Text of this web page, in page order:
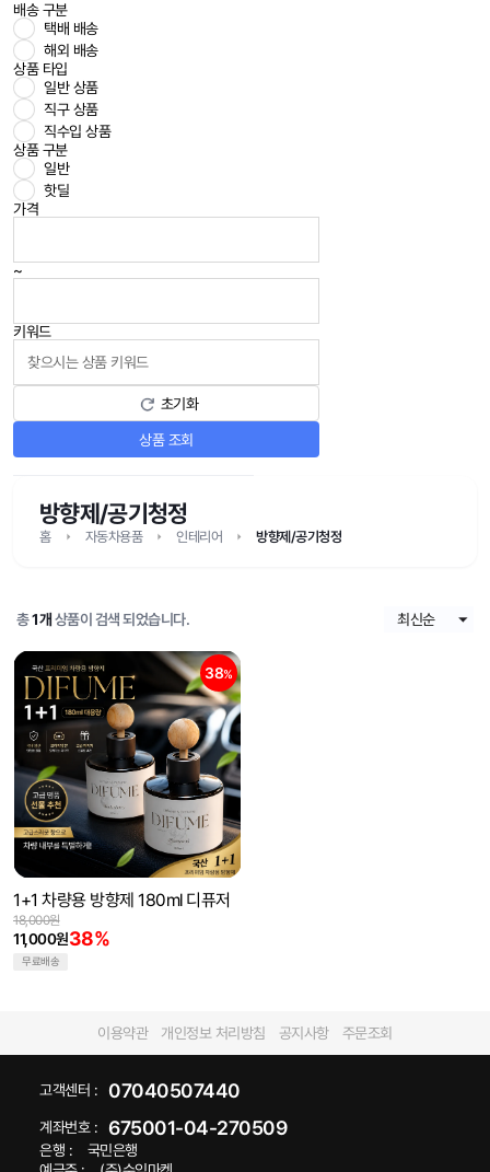
배송 구분
택배 배송
해외 배송
상품 타입
일반 상품
직구 상품
직수입 상품
상품 구분
일반
핫딜
가격
~
키워드
초기화
상품 조회
방향제/공기청정
홈 자동차용품 인테리어 방향제/공기청정
총1개 상품이 검색 되었습니다.
38%
1+1 차량용 방향제 180ml 디퓨저
11,000원38%
18,000원
무료배송
이용약관 개인정보 처리방침 공지사항 주문조회
고객센터 : 07040507440
계좌번호 : 675001-04-270509
은행 :
국민은행